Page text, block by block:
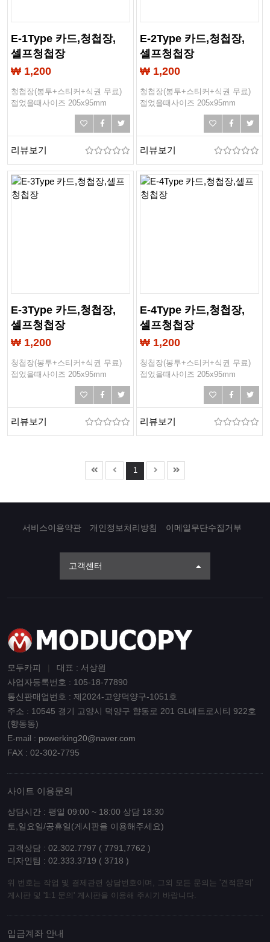
E-1Type 카드,청첩장,
셀프청첩장
₩ 1,200
청첩장(봉투+스티커+식권 무료)
접었을때사이즈 205x95mm
작업사이즈 413x98mm
봉투사이즈 205x97mm
리뷰보기
E-2Type 카드,청첩장,
셀프청첩장
₩ 1,200
청첩장(봉투+스티커+식권 무료)
접었을때사이즈 205x95mm
작업사이즈 413x98mm
봉투사이즈 205x97mm
리뷰보기
E-3Type 카드,청첩장,
셀프청첩장
₩ 1,200
청첩장(봉투+스티커+식권 무료)
접었을때사이즈 205x95mm
작업사이즈 208x193mm
봉투사이즈 205x97mm
리뷰보기
E-4Type 카드,청첩장,
셀프청첩장
₩ 1,200
청첩장(봉투+스티커+식권 무료)
접었을때사이즈 205x95mm
작업사이즈 208x193mm
봉투사이즈 205x97mm
리뷰보기
1
서비스이용약관 개인정보처리방침 이메일무단수집거부
고객센터
모두카피
대표 : 서상원
사업자등록번호 : 105-18-77890
통신판매업번호 : 제2024-고양덕양구-1051호
주소 : 10545 경기 고양시 덕양구 향동로 201 GL메트로시티 922호
(향동동)
E-mail : powerking20@naver.com
FAX : 02-302-7795
사이트 이용문의
상담시간 : 평일 09:00 ~ 18:00 상담 18:30
토,일요일/공휴일(게시판을 이용해주세요)
고객상담 : 02.302.7797 ( 7791,7762 )
디자인팀 : 02.333.3719 ( 3718 )
위 번호는 작업 및 결제관련 상담번호이며, 그외 모든 문의는 '견적문의'
게시판 및 '1:1 문의' 게시판을 이용해 주시기 바랍니다.
입금계좌 안내